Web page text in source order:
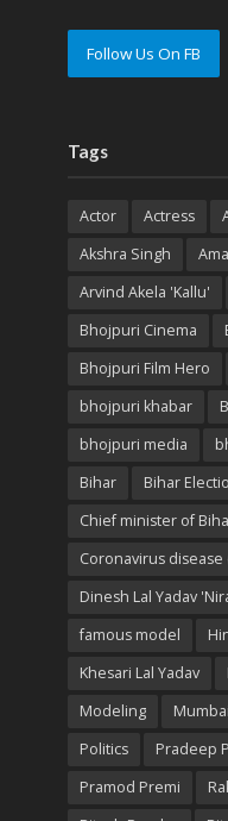
Follow Us On FB
Tags
Actor Actress
Akshra Singh
Arvind Akela 'Kallu'
Bhojpuri Cinema
Bhojpuri Film Hero
bhojpuri khabar
bhojpuri media
Bihar
Bihar
Chief minister of
Coronavirus disease
Dinesh Lal Yadav
famous model
Khesari Lal Yadav
Modeling
Mumbai
Politics
Pradeep
Pramod Premi